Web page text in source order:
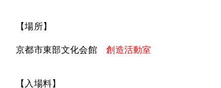
【場所】
京都市東部文化会館創造活動室
【入場料】